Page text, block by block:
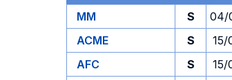
MM
S 04/
ACME
S 15/
AFC
S 15/